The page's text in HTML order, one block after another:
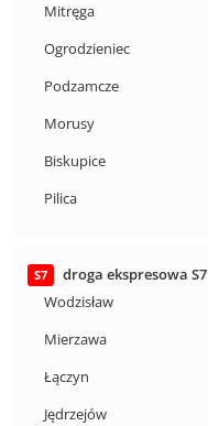
Mitręga
Ogrodzieniec
Podzamcze
Morusy
Biskupice
Pilica
S7
droga ekspresowa S7
Wodzisław
Mierzawa
Łączyn
Jędrzejów